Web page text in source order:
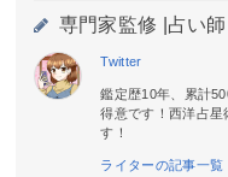
専門家監修 | 占い
Twitter
鑑定歴10年、累計
得意です！西洋占星
す！
ライターの記事一覧